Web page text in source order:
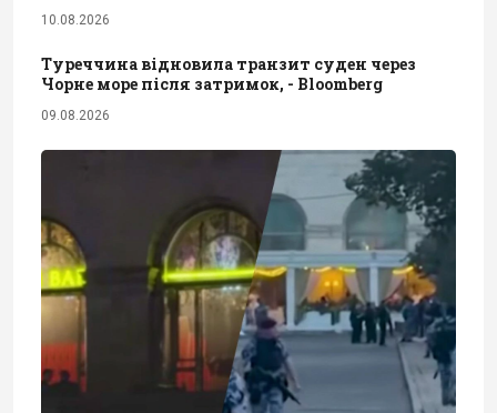
10.08.2026
Туреччина відновила транзит суден через
Чорне море після затримок, - Bloomberg
09.08.2026